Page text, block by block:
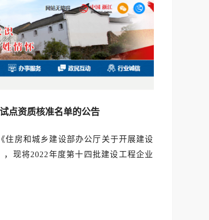
点资质核准名单的公告
住房和城乡建设部办公厅关于开展建设
现将2022年度第十四批建设工程企业